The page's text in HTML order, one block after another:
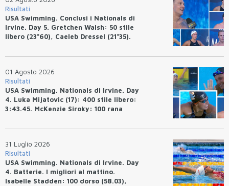
Risultati
USA Swimming. Conclusi i Nationals di
Irvine. Day 5. Gretchen Walsh: 50 stile
libero (23"60), Caeleb Dressel (21"35).
01 Agosto 2026
Risultati
USA Swimming. Nationals di Irvine. Day
4. Luka Mijatovic (17): 400 stile libero:
3:43.45. McKenzie Siroky: 100 rana
Avakov: 100 rana (58.87).
31 Luglio 2026
Risultati
USA Swimming. Nationals di Irvine. Day
4. Batterie. I migliori al mattino.
Isabelle Stadden: 100 dorso (58.03),